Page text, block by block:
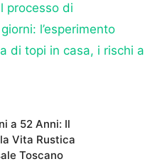
processo di
l’esperimento
di topi in casa, i rischi a
a 52 Anni: Il
Vita Rustica
Toscano